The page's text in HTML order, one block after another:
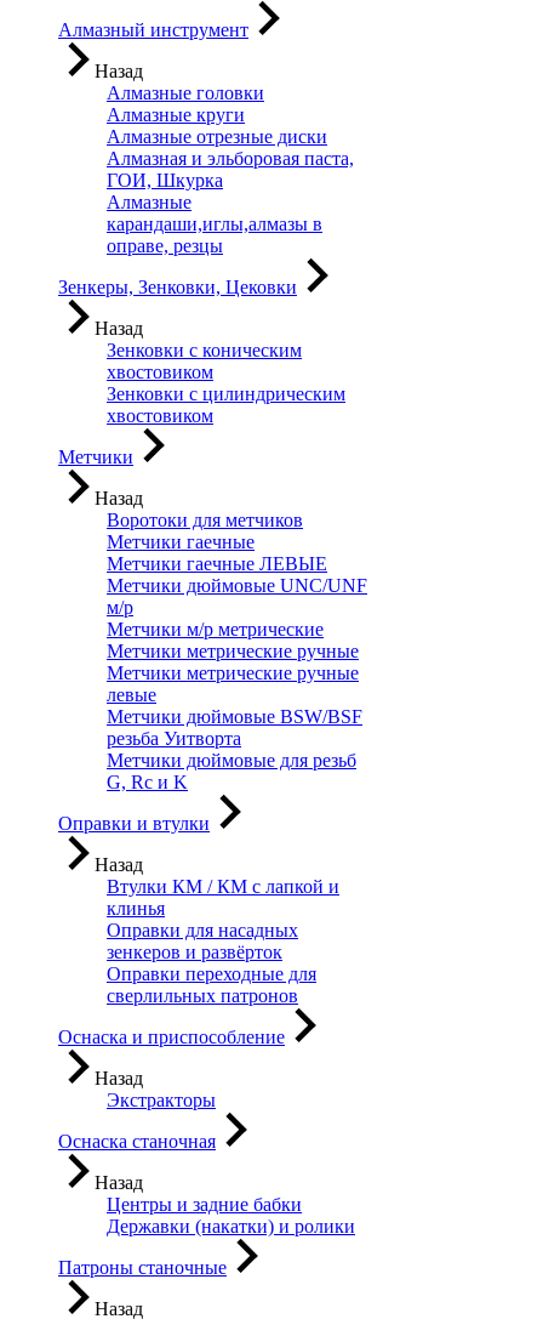
Алмазный инструмент
Назад
Алмазные головки
Алмазные круги
Алмазные отрезные диски
Алмазная и эльборовая паста,
ГОИ, Шкурка
Алмазные
карандаши,иглы,алмазы в
оправе, резцы
Зенкеры, Зенковки, Цековки
Назад
Зенковки с коническим
хвостовиком
Зенковки с цилиндрическим
хвостовиком
Метчики
Назад
Воротоки для метчиков
Метчики гаечные
Метчики гаечные ЛЕВЫЕ
Метчики дюймовые UNC/UNF
м/р
Метчики м/р метрические
Метчики метрические ручные
Метчики метрические ручные
левые
Метчики дюймовые BSW/BSF
резьба Уитворта
Метчики дюймовые для резьб
G, Rc и K
Оправки и втулки
Назад
Втулки КМ / КМ с лапкой и
клинья
Оправки для насадных
зенкеров и развёрток
Оправки переходные для
сверлильных патронов
Оснаска и приспособление
Назад
Экстракторы
Оснаска станочная
Назад
Центры и задние бабки
Державки (накатки) и ролики
Патроны станочные
Назад